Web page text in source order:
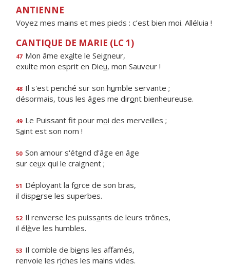
ANTIENNE
Voyez mes mains et mes pieds : c’est bien moi. Alléluia !
CANTIQUE DE MARIE (LC 1)
47 Mon âme exalte le Seigneur,
exulte mon esprit en Dieu, mon Sauveur !
48 Il s'est penché sur son humble servante ;
désormais, tous les âges me diront bienheureuse.
49 Le Puissant fit pour moi des merveilles ;
Saint est son nom !
50 Son amour s'étend d'âge en âge
sur ceux qui le craignent ;
51 Déployant la force de son bras,
il disperse les superbes.
52 Il renverse les puissants de leurs trônes,
il élève les humbles.
53 Il comble de biens les affamés,
renvoie les riches les mains vides.